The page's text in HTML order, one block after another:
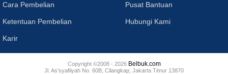
Cara Pembelian
Ketentuan Pembelian
Karir
Pusat Bantuan
Hubungi Kami
Copyright ©2008 - 2026 Belbuk.com
Jl. As'syafiiyah No. 60B, Cilangkap, Jakarta Timur 13870